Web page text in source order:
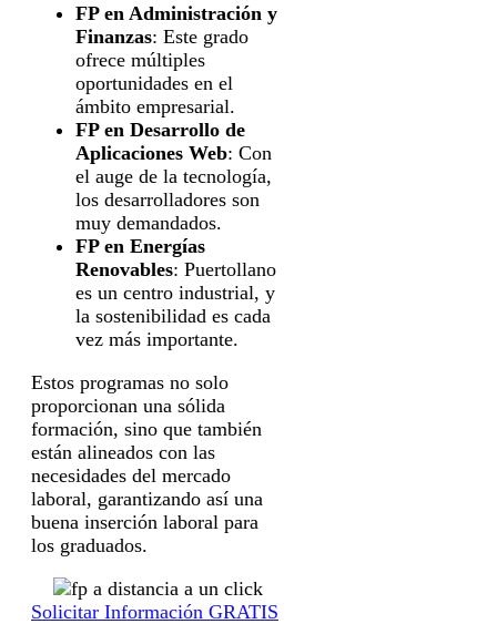
FP en Administración y
Finanzas: Este grado
ofrece múltiples
oportunidades en el
ámbito empresarial.
FP en Desarrollo de
Aplicaciones Web: Con
el auge de la tecnología,
los desarrolladores son
muy demandados.
FP en Energías
Renovables: Puertollano
es un centro industrial, y
la sostenibilidad es cada
vez más importante.
Estos programas no solo
proporcionan una sólida
formación, sino que también
están alineados con las
necesidades del mercado
laboral, garantizando así una
buena inserción laboral para
los graduados.
Solicitar Información GRATIS